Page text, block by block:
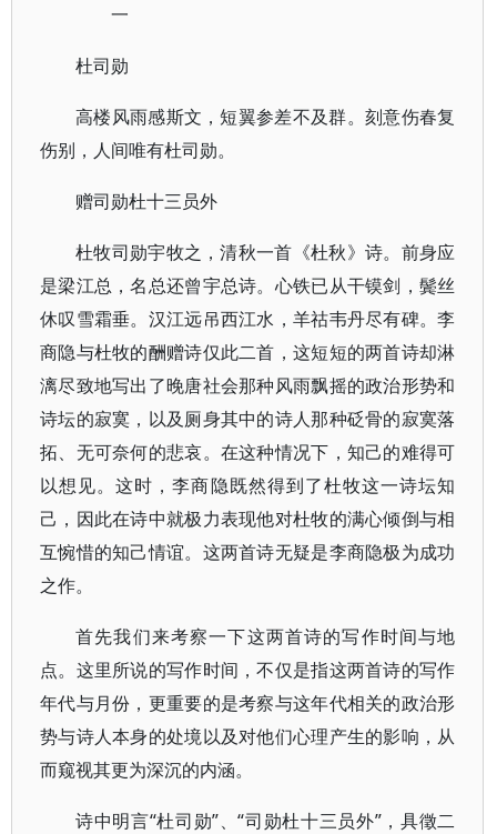
一
杜司勋
高楼风雨感斯文，短翼参差不及群。刻意伤春复
伤别，人间唯有杜司勋。
赠司勋杜十三员外
杜牧司勋宇牧之，清秋一首《杜秋》诗。前身应
是梁江总，名总还曾宇总诗。心铁已从干镆剑，鬓丝
休叹雪霜垂。汉江远吊西江水，羊祜韦丹尽有碑。李
商隐与杜牧的酬赠诗仅此二首，这短短的两首诗却淋
漓尽致地写出了晚唐社会那种风雨飘摇的政治形势和
诗坛的寂寞，以及厕身其中的诗人那种砭骨的寂寞落
拓、无可奈何的悲哀。在这种情况下，知己的难得可
以想见。这时，李商隐既然得到了杜牧这一诗坛知
己，因此在诗中就极力表现他对杜牧的满心倾倒与相
互惋惜的知己情谊。这两首诗无疑是李商隐极为成功
之作。
首先我们来考察一下这两首诗的写作时间与地
点。这里所说的写作时间，不仅是指这两首诗的写作
年代与月份，更重要的是考察与这年代相关的政治形
势与诗人本身的处境以及对他们心理产生的影响，从
而窥视其更为深沉的内涵。
诗中明言“杜司勋”、“司勋杜十三员外”，具徵二